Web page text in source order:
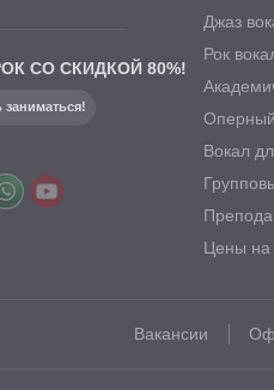
СО СКИДКОЙ 80%!
заниматься!
Джаз
Рок
Вокал
Цены на
Вакансии